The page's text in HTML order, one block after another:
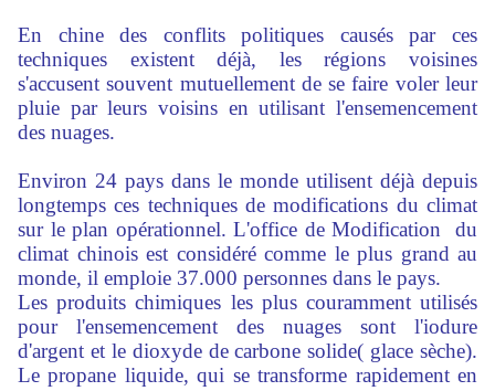
En chine des conflits politiques causés par ces
techniques existent déjà, les régions voisines
s'accusent souvent mutuellement de se faire voler leur
pluie par leurs voisins en utilisant l'ensemencement
des nuages.
Environ 24 pays dans le monde utilisent déjà depuis
longtemps ces techniques de modifications du climat
sur le plan opérationnel. L'office de Modification du
climat chinois est considéré comme le plus grand au
monde, il emploie 37.000 personnes dans le pays.
Les produits chimiques les plus couramment utilisés
pour l'ensemencement des nuages sont l'iodure
d'argent et le dioxyde de carbone solide( glace sèche).
Le propane liquide, qui se transforme rapidement en